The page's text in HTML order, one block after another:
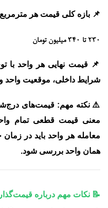
📌 بازه کلی قیمت هر
۲۳۰ تا ۳۴۰ میلیون تومان
📌 قیمت نهایی هر واحد با
شرایط داخلی، موقعیت واحد
⚠️نکته مهم: قیمت‌های
معنی قیمت قطعی تمام
معامله هر واحد باید در
همان واحد بررسی شود.
📝 نکات مهم درباره